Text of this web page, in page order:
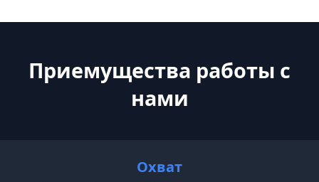
Приемущества работы с
нами
Охват